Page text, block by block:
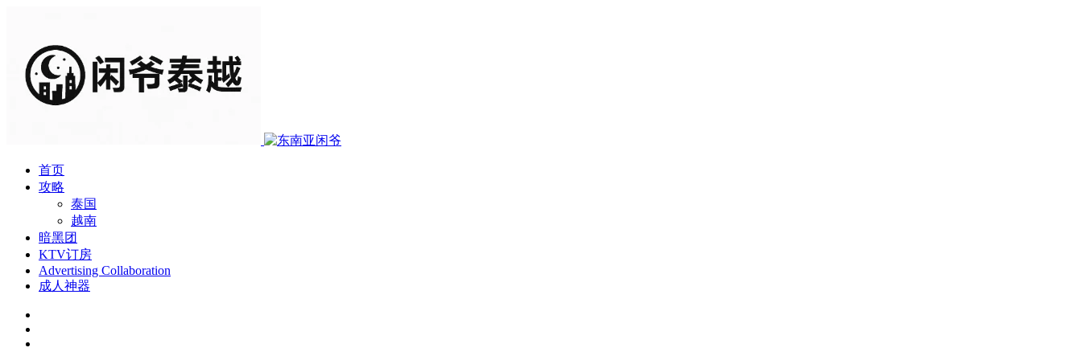
首页
攻略
泰国
越南
暗黑团
KTV订房
Advertising Collaboration
成人神器